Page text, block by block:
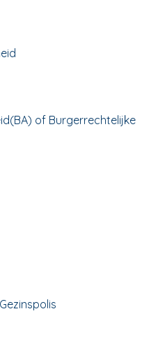
of Burgerrechtelijke